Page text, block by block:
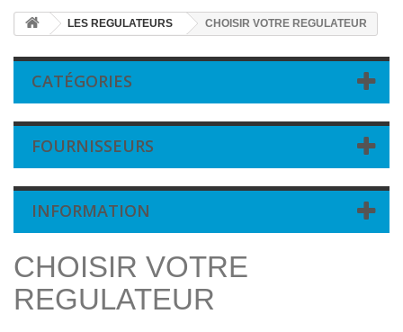
LES REGULATEURS CHOISIR VOTRE REGULATEUR
CATÉGORIES
FOURNISSEURS
INFORMATION
CHOISIR VOTRE
REGULATEUR